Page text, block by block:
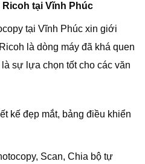
tại Vĩnh Phúc
tại Vĩnh Phúc xin giới
là dòng máy đã khá quen
sự lựa chọn tốt cho các văn
kế đẹp mắt, bảng điều khiển
Scan, Chia bộ tự